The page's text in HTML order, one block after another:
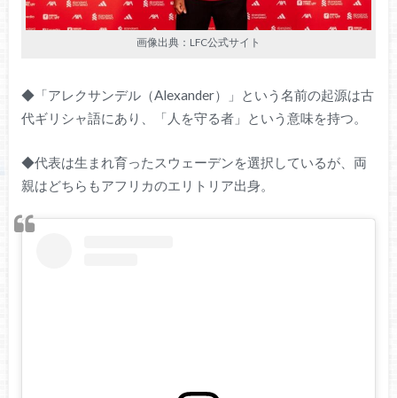
画像出典：LFC公式サイト
◆「アレクサンデル（Alexander）」という名前の起源は古
代ギリシャ語にあり、「人を守る者」という意味を持つ。
◆代表は生まれ育ったスウェーデンを選択しているが、両
親はどちらもアフリカのエリトリア出身。